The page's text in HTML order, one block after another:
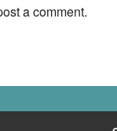
a comment.